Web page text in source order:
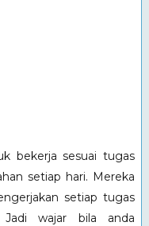
bekerja sesuai tugas
setiap hari. Mereka
setiap tugas
wajar bila anda